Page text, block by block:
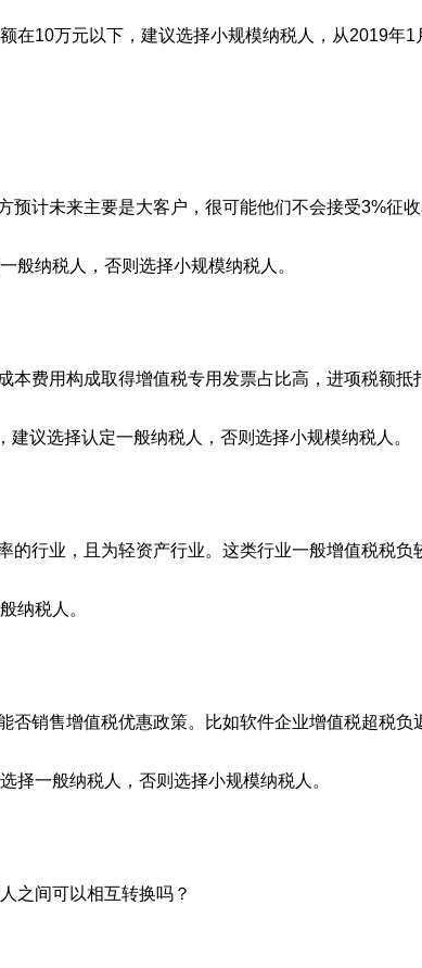
在10万元以下，建议选择小规模纳税人，从2019年1
预计未来主要是大客户，很可能他们不会接受3%征
般纳税人，否则选择小规模纳税人。
本费用构成取得增值税专用发票占比高，进项税额抵
建议选择认定一般纳税人，否则选择小规模纳税人。
的行业，且为轻资产行业。这类行业一般增值税税负
纳税人。
否销售增值税优惠政策。比如软件企业增值税超税负
择一般纳税人，否则选择小规模纳税人。
之间可以相互转换吗？